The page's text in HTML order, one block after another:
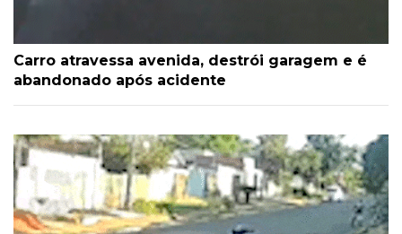
Carro atravessa avenida, destrói garagem e é
abandonado após acidente